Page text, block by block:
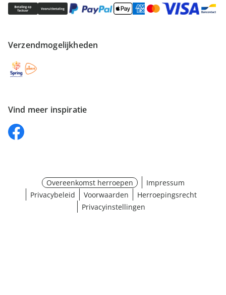
Verzendmogelijkheden
Vind meer inspiratie
Overeenkomst herroepen
Impressum
Privacybeleid
Voorwaarden
Herroepingsrecht
Privacyinstellingen